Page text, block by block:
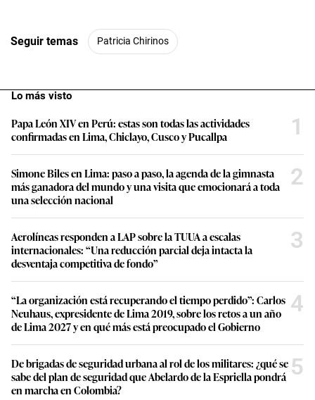
Seguir temas Patricia Chirinos
Lo más visto
Papa León XIV en Perú: estas son todas las actividades
confirmadas en Lima, Chiclayo, Cusco y Pucallpa
1
Simone Biles en Lima: paso a paso, la agenda de la gimnasta
más ganadora del mundo y una visita que emocionará a toda
una selección nacional
2
Aerolíneas responden a LAP sobre la TUUA a escalas
internacionales: “Una reducción parcial deja intacta la
desventaja competitiva de fondo”
3
“La organización está recuperando el tiempo perdido”: Carlos
Neuhaus, expresidente de Lima 2019, sobre los retos a un año
de Lima 2027 y en qué más está preocupado el Gobierno
4
De brigadas de seguridad urbana al rol de los militares: ¿qué se
sabe del plan de seguridad que Abelardo de la Espriella pondrá
en marcha en Colombia?
5